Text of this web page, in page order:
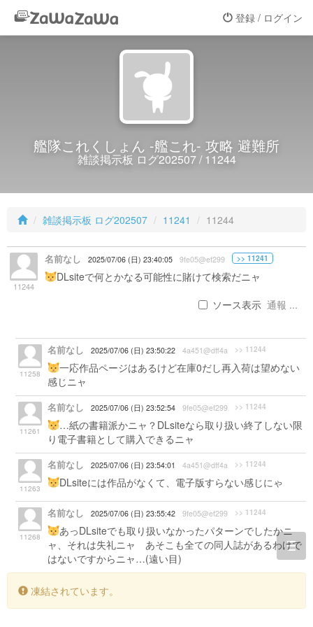
登録 / ログイン
艦隊これくしょん -艦これ- 攻略 避難所
雑談掲示板 ログ202507 / 11244
雑談掲示板 ログ202507 11241 11244
11244
名前なし 2025/07/06 (日) 23:40:05 9fe05@ef299 >> 11241
DLsiteで何とかなる可能性に賭けて検索だニャ
ソース表示 通報 ...
11258
名前なし 2025/07/06 (日) 23:50:22 4a451@dff4a >> 11244
一応作品ページはあるけど在庫0だし再入荷は望めない
感じニャ
11261
名前なし 2025/07/06 (日) 23:52:54 9fe05@ef299 >> 11244
…紙の書籍派かニャ？DLsiteなら取り扱い終了しない限
り電子書籍として購入できるニャ
11263
名前なし 2025/07/06 (日) 23:54:01 4a451@dff4a >> 11244
DLsiteには作品がなくて、電子版すらない感じにゃ
11268
名前なし 2025/07/06 (日) 23:55:42 9fe05@ef299 >> 11244
あっDLsiteでも取り扱いなかったパターンでしたかニ
ャ、それは失礼ニャ あそこも全ての同人誌があるわけで
はないですからニャ…(遠い目)
凍結されています。